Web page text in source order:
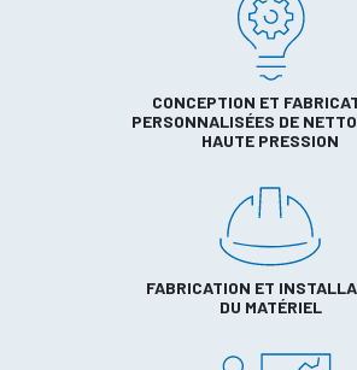
CONCEPTION ET
PERSONNALISÉES DE
HAUTE PRESSION
FABRICATION ET
DU MATÉRIEL